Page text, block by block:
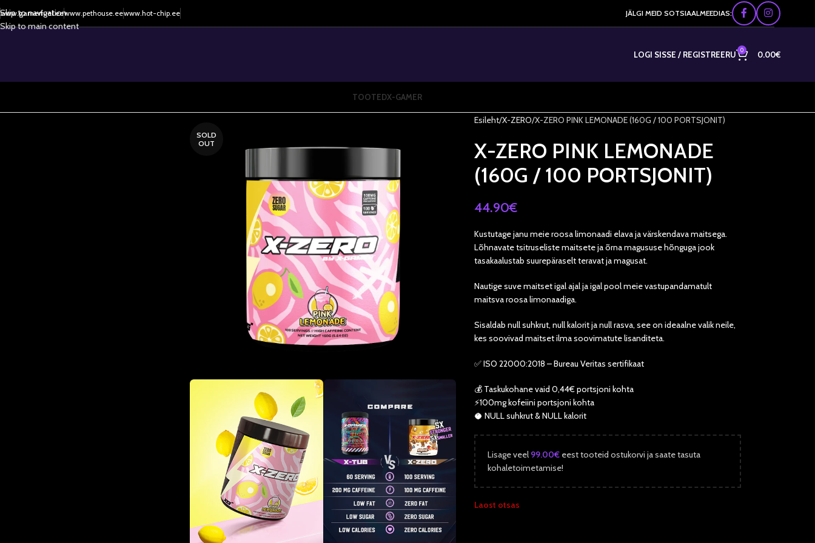
Skip to navigation
Skip to main content
www.gamerfuel.eewww.pethouse.eewww.hot-chip.ee JÄLGI MEID SOTSIAALMEEDIAS:
LOGI SISSE / REGISTREERU 0 0.00€
TOOTEDX-GAMER
SOLD
OUT
Esileht X-ZERO X-ZERO PINK LEMONADE (160G / 100 PORTSJONIT)
X-ZERO PINK LEMONADE
(160G / 100 PORTSJONIT)
44.90€
Kustutage janu meie roosa limonaadi elava ja värskendava maitsega.
Lõhnavate tsitruseliste maitsete ja õrna magususe hõnguga jook
tasakaalustab suurepäraselt teravat ja magusat.
Nautige suve maitset igal ajal ja igal pool meie vastupandamatult
maitsva roosa limonaadiga.
Sisaldab null suhkrut, null kalorit ja null rasva, see on ideaalne valik neile,
kes soovivad maitset ilma soovimatute lisanditeta.
✅ ISO 22000:2018 – Bureau Veritas sertifikaat
💰 Taskukohane vaid 0,44€ portsjoni kohta
⚡️100mg kofeiini portsjoni kohta
🥥 NULL suhkrut & NULL kalorit
Lisage veel 99.00€ eest tooteid ostukorvi ja saate tasuta
kohaletoimetamise!
Laost otsas